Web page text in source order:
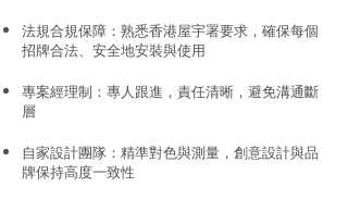
法規合規保障：熟悉香港屋宇署要求，確保每個
招牌合法、安全地安裝與使用
專案經理制：專人跟進，責任清晰，避免溝通斷
層
自家設計團隊：精準對色與測量，創意設計與品
牌保持高度一致性